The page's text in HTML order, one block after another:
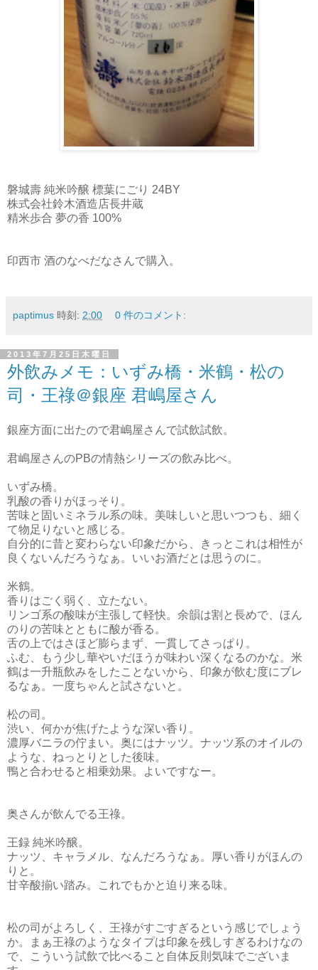
磐城壽 純米吟醸 標葉にごり 24BY
株式会社鈴木酒造店長井蔵
精米歩合 夢の香 100%
印西市 酒のなべだなさんで購入。
paptimus 時刻: 2:00 0 件のコメント:
2013年7月25日木曜日
外飲みメモ：いずみ橋・米鶴・松の
司・王祿＠銀座 君嶋屋さん
銀座方面に出たので君嶋屋さんで試飲試飲。
君嶋屋さんのPBの情熱シリーズの飲み比べ。
いずみ橋。
乳酸の香りがほっそり。
苦味と固いミネラル系の味。美味しいと思いつつも、細く
て物足りないと感じる。
自分的に昔と変わらない印象だから、きっとこれは相性が
良くないんだろうなぁ。いいお酒だとは思うのに。
米鶴。
香りはごく弱く、立たない。
リンゴ系の酸味が主張して軽快。余韻は割と長めで、ほん
のりの苦味とともに酸が香る。
舌の上ではさほど膨らまず、一貫してさっぱり。
ふむ、もう少し華やいだほうが味わい深くなるのかな。米
鶴は一升瓶飲みをしたことないから、印象が飲む度にブレ
るなぁ。一度ちゃんと試さないと。
松の司。
渋い、何かが焦げたような深い香り。
濃厚バニラの佇まい。奥にはナッツ。ナッツ系のオイルの
ような、ねっとりとした後味。
鴨と合わせると相乗効果。よいですなー。
奥さんが飲んでる王祿。
王録 純米吟醸。
ナッツ、キャラメル、なんだろうなぁ。厚い香りがほんの
りと。
甘辛酸揃い踏み。これでもかと迫り来る味。
松の司がよろしく、王祿がすごすぎるという感じでしょう
か。まぁ王祿のようなタイプは印象を残しすぎるわけなの
で、こういう試飲で比べること自体反則気味でございま